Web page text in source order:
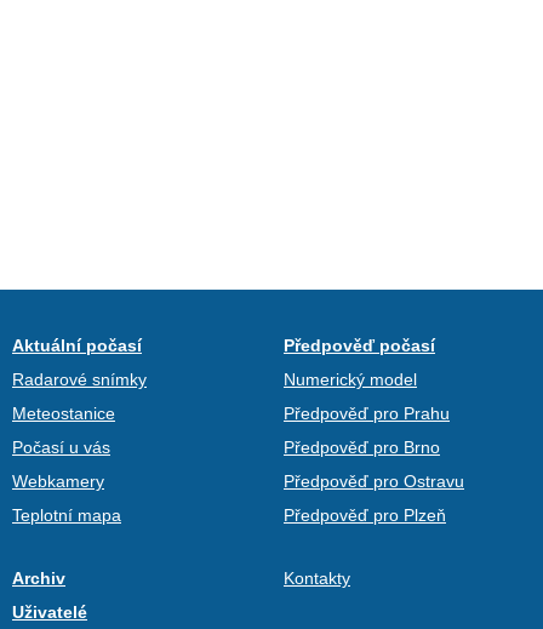
Aktuální počasí
Radarové snímky
Meteostanice
Počasí u vás
Webkamery
Teplotní mapa
Předpověď počasí
Numerický model
Předpověď pro Prahu
Předpověď pro Brno
Předpověď pro Ostravu
Předpověď pro Plzeň
Archiv
Uživatelé
Kontakty